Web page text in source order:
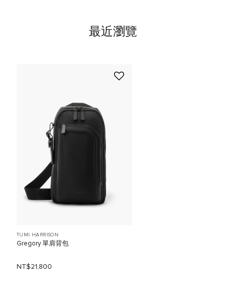
最近瀏覽
TUMI HARRISON
Gregory 單肩背包
NT$21,800